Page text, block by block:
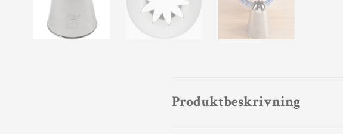
Produktbeskrivning